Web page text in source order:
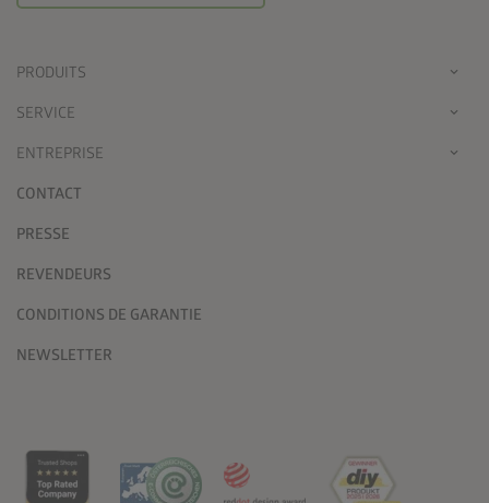
PRODUITS
SERVICE
ENTREPRISE
CONTACT
PRESSE
REVENDEURS
CONDITIONS DE GARANTIE
NEWSLETTER